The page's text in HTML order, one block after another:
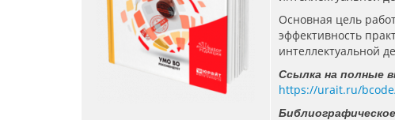
Основная цель
эффективность
интеллектуальной
Ссылка на полные
https://urait.ru/